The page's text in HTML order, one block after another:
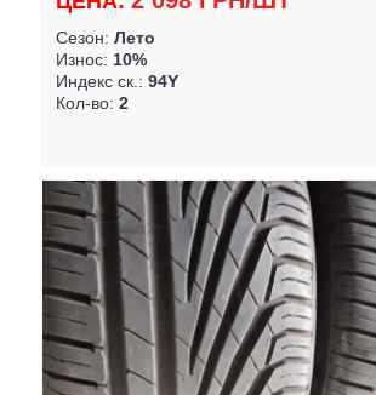
Сезон: Лето
Износ: 10%
Индекс ск.: 94Y
Кол-во: 2